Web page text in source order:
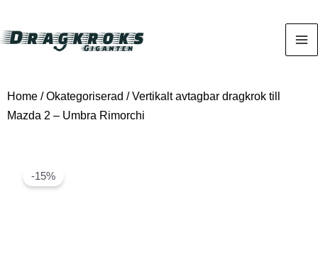
Home /Okategoriserad / Vertikalt avtagbar dragkrok till
Mazda 2 – Umbra Rimorchi
-15%